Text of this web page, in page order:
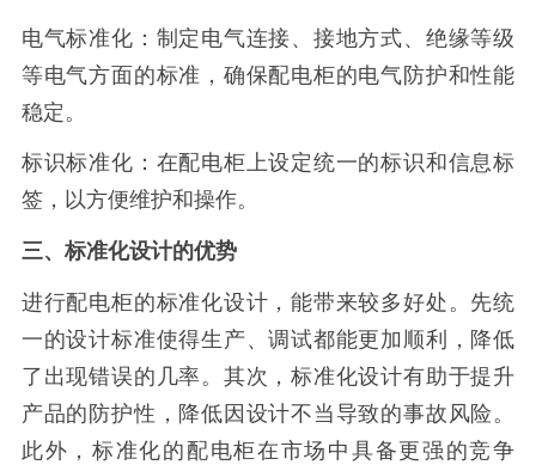
电气标准化：制定电气连接、接地方式、绝缘等级
等电气方面的标准，确保配电柜的电气防护和性能
稳定。
标识标准化：在配电柜上设定统一的标识和信息标
签，以方便维护和操作。
三、标准化设计的优势
进行配电柜的标准化设计，能带来较多好处。先统
一的设计标准使得生产、调试都能更加顺利，降低
了出现错误的几率。其次，标准化设计有助于提升
产品的防护性，降低因设计不当导致的事故风险。
此外，标准化的配电柜在市场中具备更强的竞争